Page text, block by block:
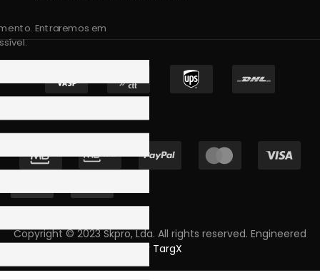
Copyright © 2023 Skpro, Lda. All rights reserved. Engineered
by TargX
Entraremos em